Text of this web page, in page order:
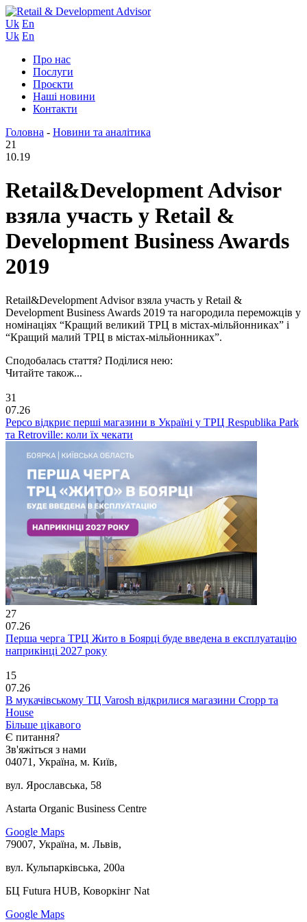
Uk En
Uk En
Про нас
Послуги
Проєкти
Наші новини
Контакти
Головна - Новини та аналітика
21
10.19
Retail&Development Advisor
взяла участь у Retail &
Development Business Awards
2019
Retail&Development Advisor взяла участь у Retail &
Development Business Awards 2019 та нагородила переможців у
номінаціях “Кращий великий ТРЦ в містах-мільйонниках” і
“Кращий малий ТРЦ в містах-мільйонниках”.
Сподобалась стаття? Поділися нею:
Читайте також...
31
07.26
Pepco відкриє перші магазини в Україні у ТРЦ Respublika Park
та Retroville: коли їх чекати
27
07.26
Перша черга ТРЦ Жито в Боярці буде введена в експлуатацію
наприкінці 2027 року
15
07.26
В мукачівському ТЦ Varosh відкрилися магазини Cropp та
House
Більше цікавого
Є питання?
Зв'яжіться з нами
04071, Україна, м. Київ,
вул. Ярославська, 58
Astarta Organic Business Centre
Google Maps
79007, Україна, м. Львів,
вул. Кульпарківська, 200а
БЦ Futura HUB, Коворкінг Nat
Google Maps